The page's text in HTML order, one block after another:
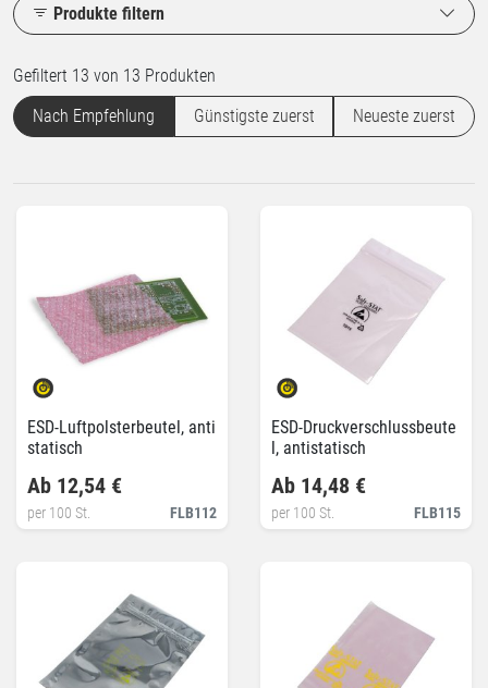
Produkte filtern
Gefiltert 13 von 13 Produkten
Nach Empfehlung
Günstigste zuerst Neueste zuerst
ESD-Luftpolsterbeutel, anti
statisch
FLB112
Ab 12,54 €
per 100 St.
ESD-Druckverschlussbeute
l, antistatisch
FLB115
Ab 14,48 €
per 100 St.